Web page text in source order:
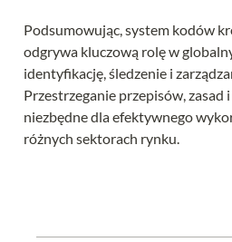
Podsumowując, system kodów
odgrywa kluczową rolę w
identyfikację, śledzenie i
Przestrzeganie przepisów, zasad
niezbędne dla efektywnego
różnych sektorach rynku.